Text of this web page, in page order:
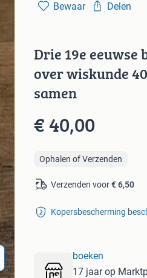
Bewaar Delen
Drie 19e eeuwse
over wiskunde
samen
€ 40,00
Ophalen of Verzenden
Verzenden voor€ 6,50
Kopersbescherming
boeken
17 jaar op